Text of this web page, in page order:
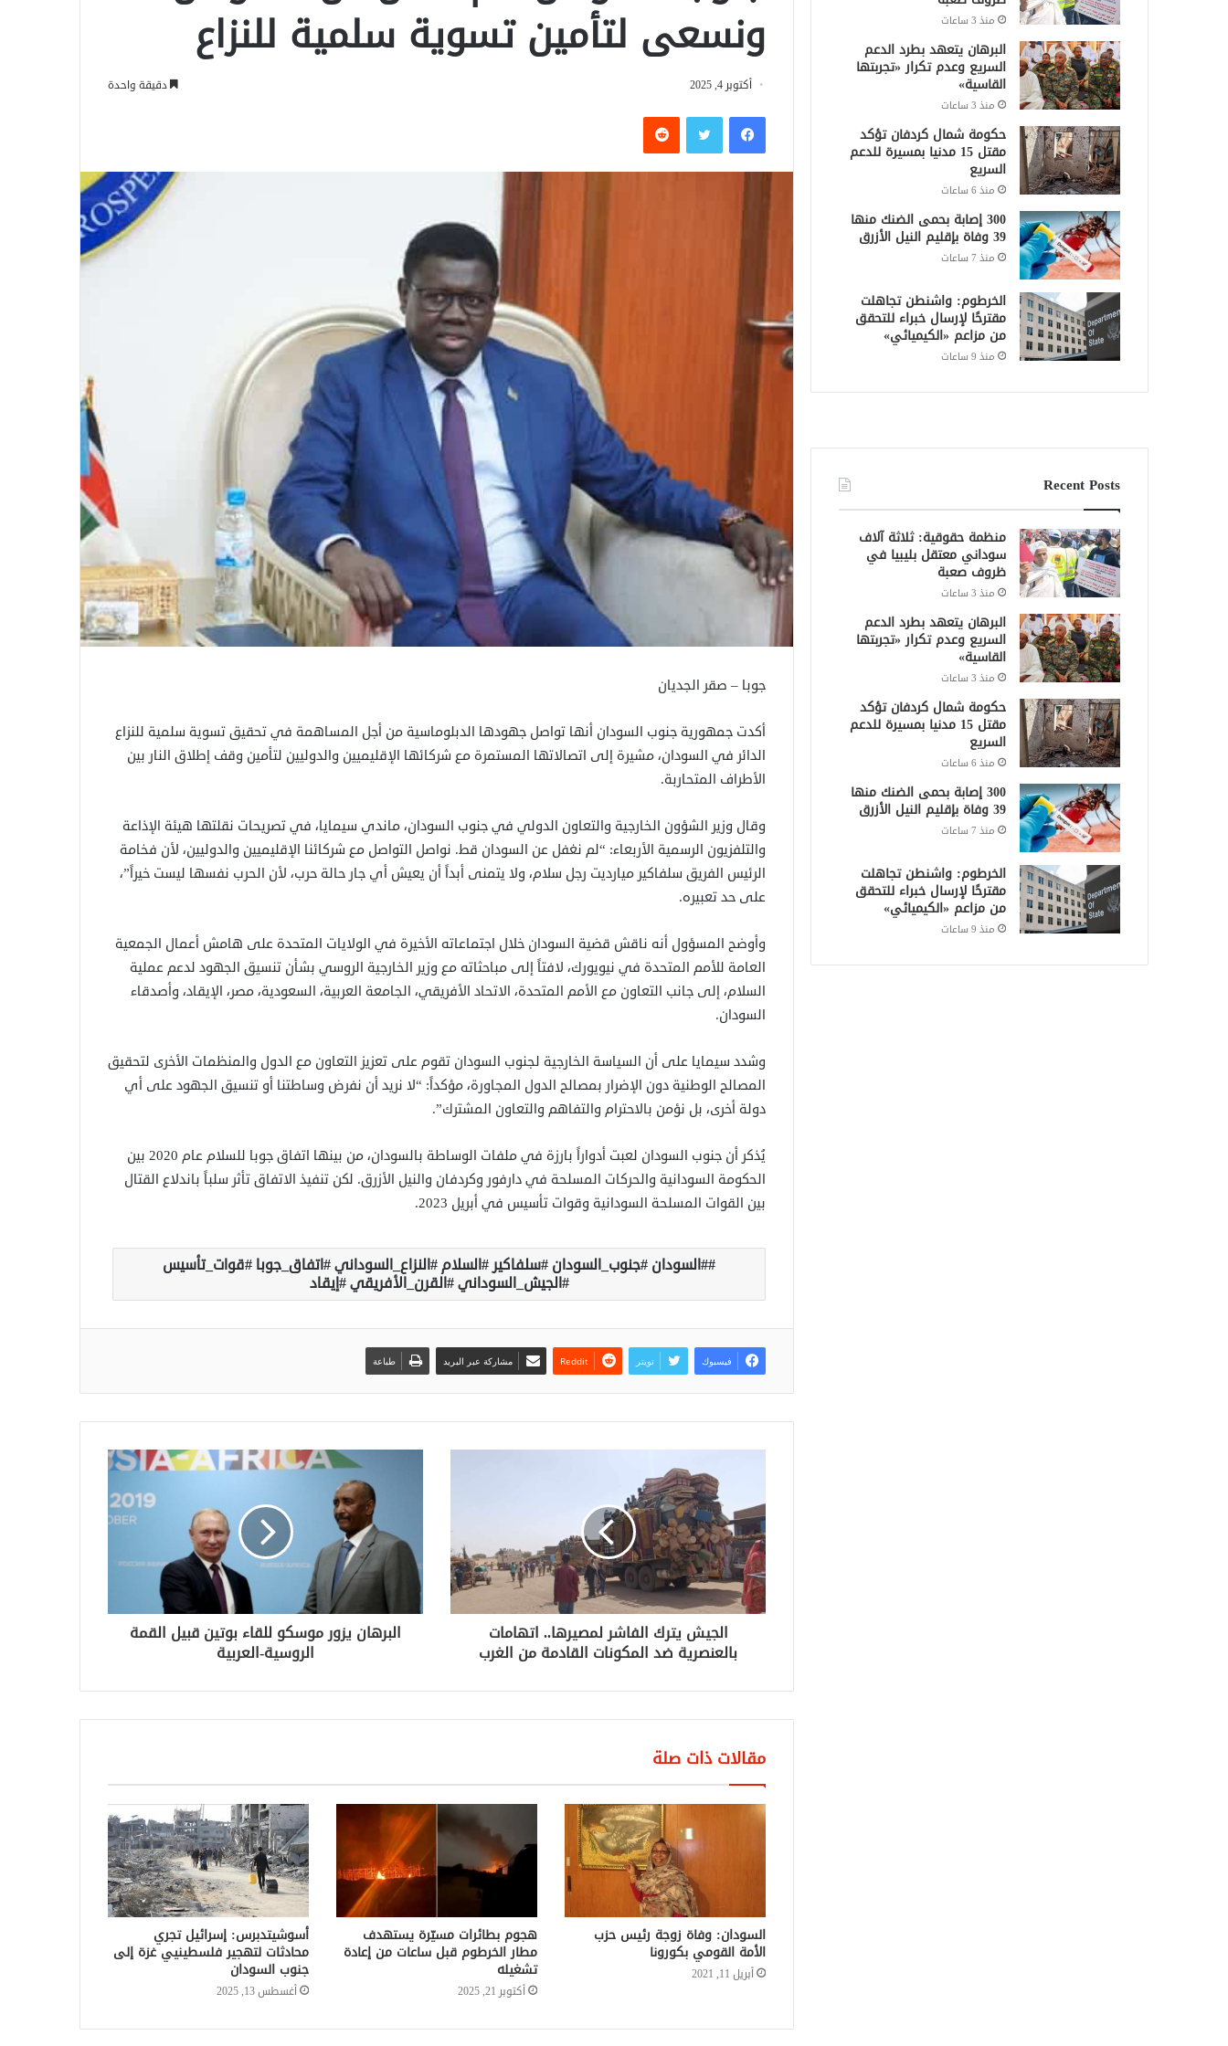
ونسعى لتأمين تسوية سلمية للنزاع
أكتوبر 4, 2025 دقيقة واحدة
فيسبوكتويتر
جوبا – صقر الجديان
أكدت جمهورية جنوب السودان أنها تواصل جهودها الدبلوماسية من أجل المساهمة في تحقيق تسوية سلمية للنزاع
الدائر في السودان، مشيرة إلى اتصالاتها المستمرة مع شركائها الإقليميين والدوليين لتأمين وقف إطلاق النار بين
الأطراف المتحاربة.
وقال وزير الشؤون الخارجية والتعاون الدولي في جنوب السودان، ماندي سيمايا، في تصريحات نقلتها هيئة الإذاعة
والتلفزيون الرسمية الأربعاء: “لم نغفل عن السودان قط. نواصل التواصل مع شركائنا الإقليميين والدوليين، لأن فخامة
الرئيس الفريق سلفاكير ميارديت رجل سلام، ولا يتمنى أبداً أن يعيش أي جار حالة حرب، لأن الحرب نفسها ليست خيراً”،
على حد تعبيره.
وأوضح المسؤول أنه ناقش قضية السودان خلال اجتماعاته الأخيرة في الولايات المتحدة على هامش أعمال الجمعية
العامة للأمم المتحدة في نيويورك، لافتاً إلى مباحثاته مع وزير الخارجية الروسي بشأن تنسيق الجهود لدعم عملية
السلام، إلى جانب التعاون مع الأمم المتحدة، الاتحاد الأفريقي، الجامعة العربية، السعودية، مصر، الإيقاد، وأصدقاء
السودان.
وشدد سيمايا على أن السياسة الخارجية لجنوب السودان تقوم على تعزيز التعاون مع الدول والمنظمات الأخرى لتحقيق
المصالح الوطنية دون الإضرار بمصالح الدول المجاورة، مؤكداً: “لا نريد أن نفرض وساطتنا أو تنسيق الجهود على أي
دولة أخرى، بل نؤمن بالاحترام والتفاهم والتعاون المشترك”.
يُذكر أن جنوب السودان لعبت أدواراً بارزة في ملفات الوساطة بالسودان، من بينها اتفاق جوبا للسلام عام 2020 بين
الحكومة السودانية والحركات المسلحة في دارفور وكردفان والنيل الأزرق. لكن تنفيذ الاتفاق تأثر سلباً باندلاع القتال
بين القوات المسلحة السودانية وقوات تأسيس في أبريل 2023.
#السودان #جنوب_السودان #سلفاكير #السلام #النزاع_السوداني #اتفاق_جوبا #قوات_تأسيس
#الجيش_السوداني #القرن_الأفريقي #إيقاد
فيسبوك تويتر مشاركة عبر البريد طباعة
الجيش يترك الفاشر لمصيرها.. اتهامات
بالعنصرية ضد المكونات القادمة من الغرب
البرهان يزور موسكو للقاء بوتين قبيل القمة
الروسية-العربية
مقالات ذات صلة
السودان: وفاة زوجة رئيس حزب
الأمة القومي بكورونا
أبريل 11, 2021
هجوم بطائرات مسيّرة يستهدف
مطار الخرطوم قبل ساعات من إعادة
تشغيله
أكتوبر 21, 2025
أسوشيتدبرس: إسرائيل تجري
محادثات لتهجير فلسطينيي غزة إلى
جنوب السودان
أغسطس 13, 2025
منذ 3 ساعات
البرهان يتعهد بطرد الدعم
السريع وعدم تكرار «تجربتها
القاسية»
منذ 3 ساعات
حكومة شمال كردفان تؤكد
مقتل 15 مدنيا بمسيرة للدعم
السريع
منذ 6 ساعات
300 إصابة بحمى الضنك منها
39 وفاة بإقليم النيل الأزرق
منذ 7 ساعات
الخرطوم: واشنطن تجاهلت
مقترحًا لإرسال خبراء للتحقق
من مزاعم «الكيميائي»
منذ 9 ساعات
Recent Posts
منظمة حقوقية: ثلاثة آلاف
سوداني معتقل بليبيا في
ظروف صعبة
منذ 3 ساعات
البرهان يتعهد بطرد الدعم
السريع وعدم تكرار «تجربتها
القاسية»
منذ 3 ساعات
حكومة شمال كردفان تؤكد
مقتل 15 مدنيا بمسيرة للدعم
السريع
منذ 6 ساعات
300 إصابة بحمى الضنك منها
39 وفاة بإقليم النيل الأزرق
منذ 7 ساعات
الخرطوم: واشنطن تجاهلت
مقترحًا لإرسال خبراء للتحقق
من مزاعم «الكيميائي»
منذ 9 ساعات